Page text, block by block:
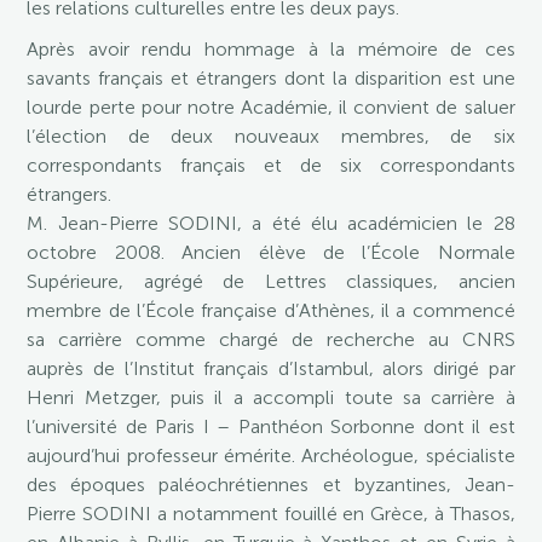
les relations culturelles entre les deux pays.
Après avoir rendu hommage à la mémoire de ces
savants français et étrangers dont la disparition est une
lourde perte pour notre Académie, il convient de saluer
l’élection de deux nouveaux membres, de six
correspondants français et de six correspondants
étrangers.
M. Jean-Pierre SODINI, a été élu académicien le 28
octobre 2008. Ancien élève de l’École Normale
Supérieure, agrégé de Lettres classiques, ancien
membre de l’École française d’Athènes, il a commencé
sa carrière comme chargé de recherche au CNRS
auprès de l’Institut français d’Istambul, alors dirigé par
Henri Metzger, puis il a accompli toute sa carrière à
l’université de Paris I – Panthéon Sorbonne dont il est
aujourd’hui professeur émérite. Archéologue, spécialiste
des époques paléochrétiennes et byzantines, Jean-
Pierre SODINI a notamment fouillé en Grèce, à Thasos,